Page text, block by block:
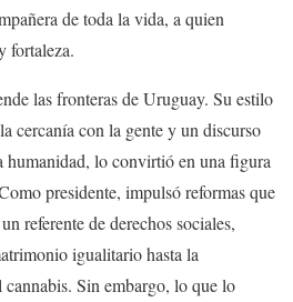
de toda la vida, a quien
fortaleza.
las fronteras de Uruguay. Su estilo
cercanía con la gente y un discurso
lo convirtió en una figura
presidente, impulsó reformas que
referente de derechos sociales,
igualitario hasta la
Sin embargo, lo que lo